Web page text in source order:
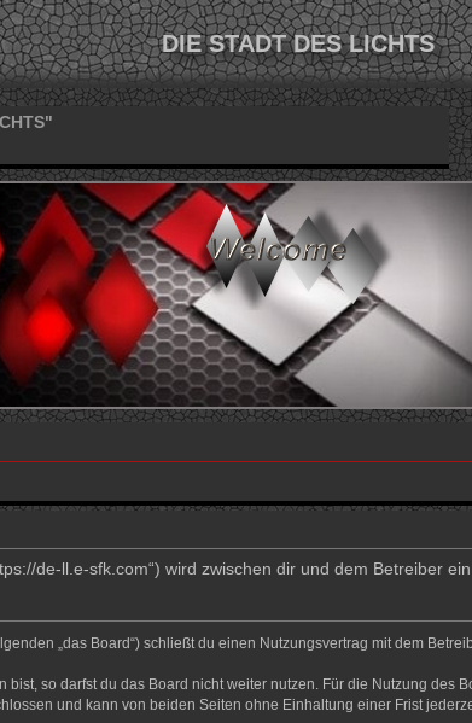
DIE STADT DES LICHTS
de-ll.e-sfk.com“) wird zwischen dir und dem Betreiber
„das Board“) schließt du einen Nutzungsvertrag mit dem
so darfst du das Board nicht weiter nutzen. Für die Nutzung des
und kann von beiden Seiten ohne Einhaltung einer Frist